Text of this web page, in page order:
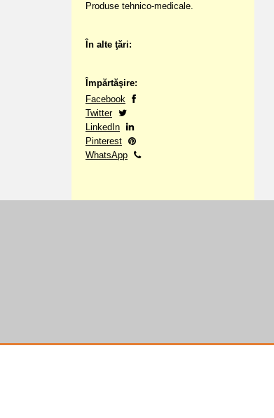
Produse tehnico-medicale.
În alte ţări:
Împărtăşire:
Facebook
Twitter
LinkedIn
Pinterest
WhatsApp